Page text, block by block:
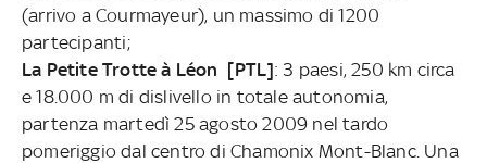
(arrivo a Courmayeur), un massimo di 1200
partecipanti;
La Petite Trotte à Léon [PTL]: 3 paesi, 250 km circa
e 18.000 m di dislivello in totale autonomia,
partenza martedì 25 agosto 2009 nel tardo
pomeriggio dal centro di Chamonix Mont-Blanc. Una